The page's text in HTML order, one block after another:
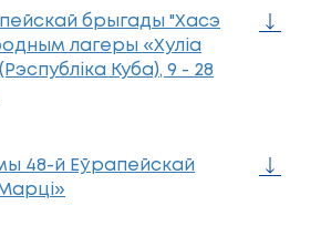
брыгады "Хасэ
лагеры «Хуліа
Куба), 9 - 28
48-й Еўрапейскай